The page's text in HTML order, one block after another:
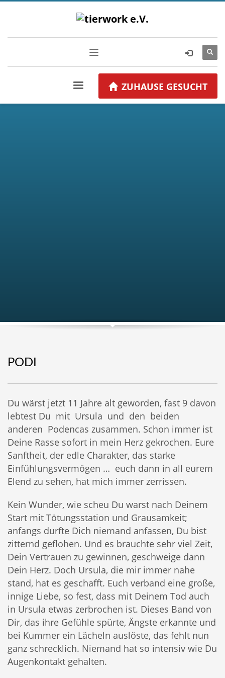
ZUHAUSE GESUCHT
PODI
Du wärst jetzt 11 Jahre alt geworden, fast 9 davon
lebtest Du mit Ursula und den beiden
anderen Podencas zusammen. Schon immer ist
Deine Rasse sofort in mein Herz gekrochen. Eure
Sanftheit, der edle Charakter, das starke
Einfühlungsvermögen … euch dann in all eurem
Elend zu sehen, hat mich immer zerrissen.
Kein Wunder, wie scheu Du warst nach Deinem
Start mit Tötungsstation und Grausamkeit;
anfangs durfte Dich niemand anfassen, Du bist
zitternd geflohen. Und es brauchte sehr viel Zeit,
Dein Vertrauen zu gewinnen, geschweige dann
Dein Herz. Doch Ursula, die mir immer nahe
stand, hat es geschafft. Euch verband eine große,
innige Liebe, so fest, dass mit Deinem Tod auch
in Ursula etwas zerbrochen ist. Dieses Band von
Dir, das ihre Gefühle spürte, Ängste erkannte und
bei Kummer ein Lächeln auslöste, das fehlt nun
ganz schrecklich. Niemand hat so intensiv wie Du
Augenkontakt gehalten.